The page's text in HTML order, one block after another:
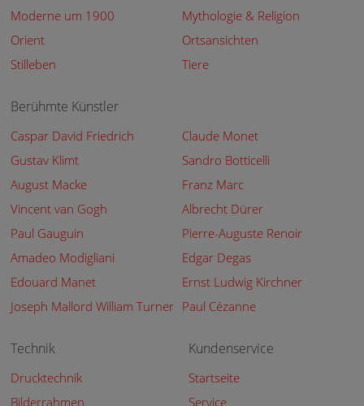
Moderne um 1900
Mythologie & Religion
Orient
Ortsansichten
Stilleben
Tiere
Berühmte Künstler
Caspar David Friedrich
Claude Monet
Gustav Klimt
Sandro Botticelli
August Macke
Franz Marc
Vincent van Gogh
Albrecht Dürer
Paul Gauguin
Pierre-Auguste Renoir
Amadeo Modigliani
Edgar Degas
Edouard Manet
Ernst Ludwig Kirchner
Joseph Mallord William Turner Paul Cézanne
Technik
Drucktechnik
Bilderrahmen
Kundenservice
Startseite
Service